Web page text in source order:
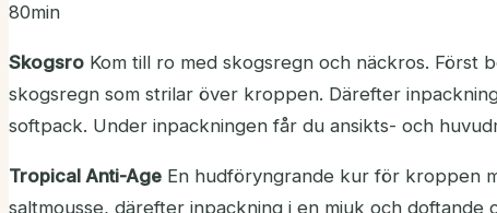
80min
Skogsro Kom till ro med skogsregn och näckros. Först
skogsregn som strilar över kroppen. Därefter
softpack. Under inpackningen får du ansikts- och
Tropical Anti-Age En hudföryngrande kur för kroppen
saltmousse, därefter inpackning i en mjuk och